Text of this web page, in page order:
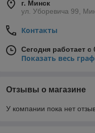
г. Минск
ул. Уборевича 99,
Контакты
Сегодня работает с
Показать весь
Отзывы о магазине
У компании пока нет